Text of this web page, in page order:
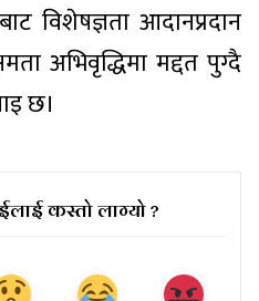
विशेषज्ञता आदानप्रदान
अभिवृद्धिमा मद्दत पुग्दै
छ।
कस्तो लाग्यो ?